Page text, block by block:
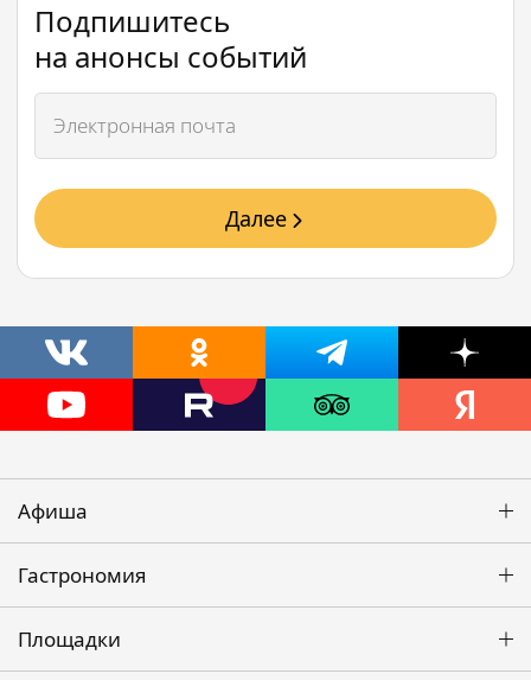
Подпишитесь
на анонсы событий
Далее
Афиша
Гастрономия
Площадки